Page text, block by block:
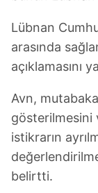
Lübnan
arasında
açıklamasını
Avn,
gösterilmesini
istikrarın
belirtti.